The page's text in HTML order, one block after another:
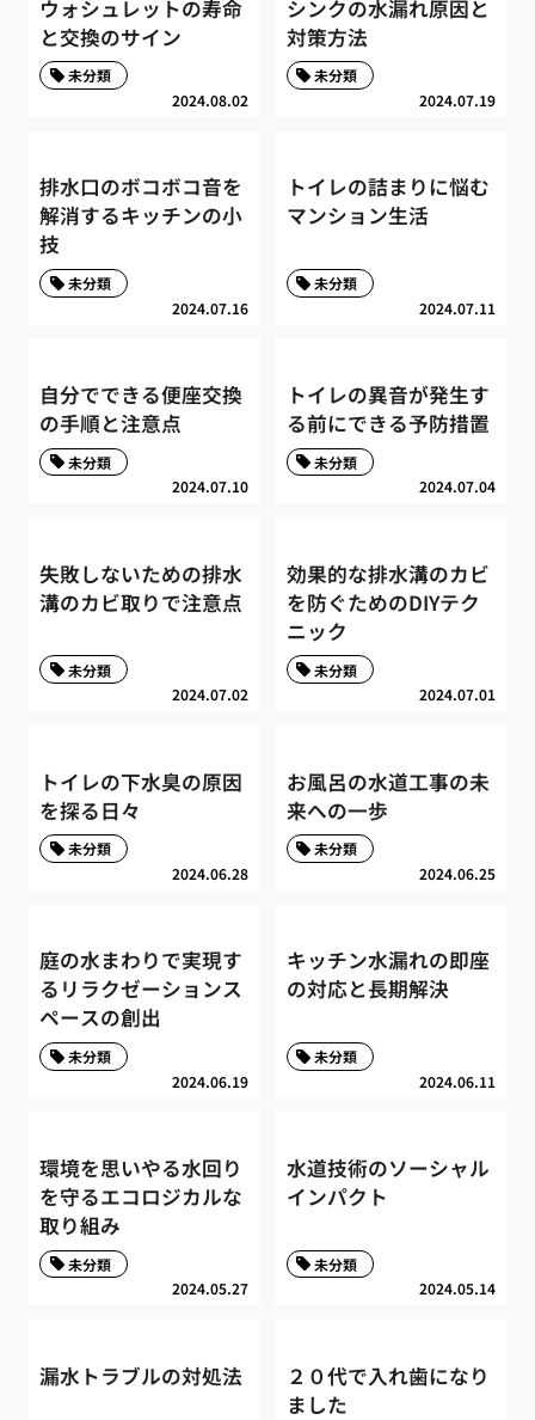
ウォシュレットの寿命
と交換のサイン
2024.08.02
未分類
シンクの水漏れ原因と
対策方法
2024.07.19
未分類
排水口のボコボコ音を
解消するキッチンの小
技
2024.07.16
未分類
トイレの詰まりに悩む
マンション生活
2024.07.11
未分類
自分でできる便座交換
の手順と注意点
2024.07.10
未分類
トイレの異音が発生す
る前にできる予防措置
2024.07.04
未分類
失敗しないための排水
溝のカビ取りで注意点
2024.07.02
未分類
効果的な排水溝のカビ
を防ぐためのDIYテク
ニック
2024.07.01
未分類
トイレの下水臭の原因
を探る日々
2024.06.28
未分類
お風呂の水道工事の未
来への一歩
2024.06.25
未分類
庭の水まわりで実現す
るリラクゼーションス
ペースの創出
2024.06.19
未分類
キッチン水漏れの即座
の対応と長期解決
2024.06.11
未分類
環境を思いやる水回り
を守るエコロジカルな
取り組み
2024.05.27
未分類
水道技術のソーシャル
インパクト
2024.05.14
未分類
漏水トラブルの対処法
２０代で入れ歯になり
ました